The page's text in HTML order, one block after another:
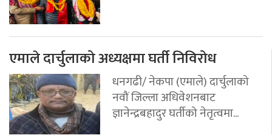
एमाले दार्चुलाको अध्यक्षमा घर्ती निविरोध
धनगढी/ नेकपा (एमाले) दार्चुलाको
नवौं जिल्ला अधिवेशनबाट
ज्ञानेन्द्रबहादुर घर्तीको नेतृत्वमा...